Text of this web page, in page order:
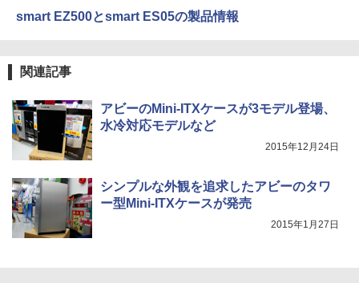
smart EZ500とsmart ES05の製品情報
関連記事
アビーのMini-ITXケースが3モデル登場、
水冷対応モデルなど
2015年12月24日
シンプルな外観を追求したアビーのタワ
ー型Mini-ITXケースが発売
2015年1月27日